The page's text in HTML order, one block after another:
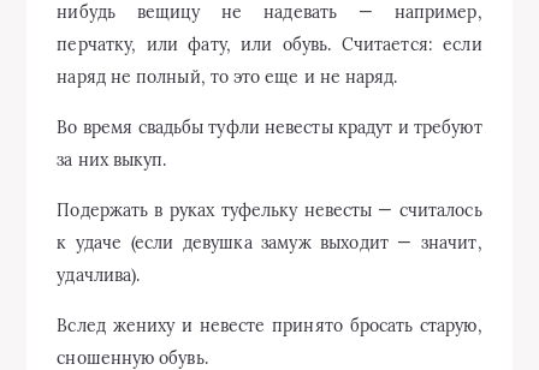
нибудь вещицу не надевать — например,
перчатку, или фату, или обувь. Считается: если
наряд не полный, то это еще и не наряд.
Во время свадьбы туфли невесты крадут и требуют
за них выкуп.
Подержать в руках туфельку невесты — считалось
к удаче (если девушка замуж выходит — значит,
удачлива).
Вслед жениху и невесте принято бросать старую,
сношенную обувь.